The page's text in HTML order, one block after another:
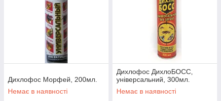
Дихлофос Морфей, 200мл.
Немає в наявності
Дихлофос ДихлоБОСС,
універсальний, 300мл.
Немає в наявності